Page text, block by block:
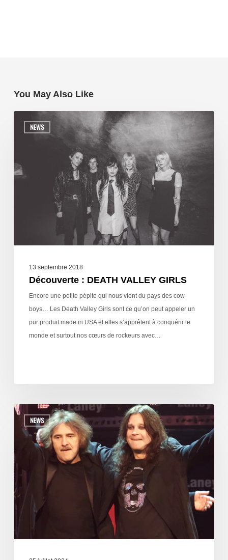
You May Also Like
NEWS
13 septembre 2018
Découverte : DEATH VALLEY GIRLS
Encore une petite pépite qui nous vient du pays des cow-
boys… Les Death Valley Girls sont ce qu’on peut appeler un
pur produit made in USA et elles s’apprêtent à conquérir le
monde et surtout nos cœurs de rockeurs avec…
NEWS